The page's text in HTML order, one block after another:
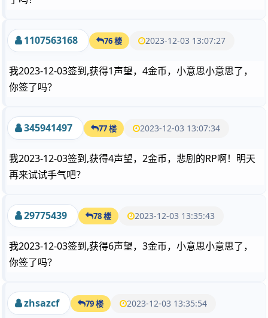
1107563168 76 楼 2023-12-03 13:07:27
我2023-12-03签到,获得1声望，4金币，小意思小意思了，
你签了吗？
345941497 77 楼 2023-12-03 13:07:34
我2023-12-03签到,获得4声望，2金币，悲剧的RP啊！明天
再来试试手气吧？
29775439 78 楼 2023-12-03 13:35:43
我2023-12-03签到,获得6声望，3金币，小意思小意思了，
你签了吗？
zhsazcf 79 楼 2023-12-03 13:35:54